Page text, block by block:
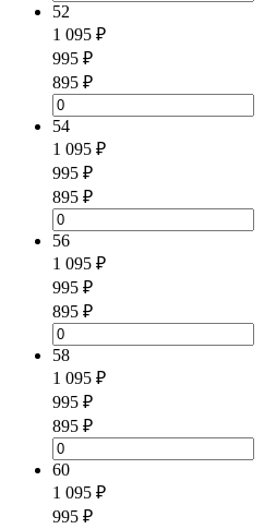
52
1 095 ₽
995 ₽
895 ₽
54
1 095 ₽
995 ₽
895 ₽
56
1 095 ₽
995 ₽
895 ₽
58
1 095 ₽
995 ₽
895 ₽
60
1 095 ₽
995 ₽